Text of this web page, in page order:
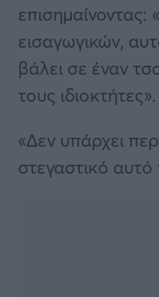
επισημαίνοντας:
εισαγωγικών,
βάλει σε έναν
τους ιδιοκτήτες».
«Δεν υπάρχει
στεγαστικό αυτό